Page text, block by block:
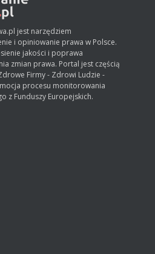
jest narzędziem
i opiniowanie prawa w Polsce.
jakości i poprawa
zmian prawa. Portal jest częścią
Firmy - Zdrowi Ludzie -
procesu monitorowania
z Funduszy Europejskich.